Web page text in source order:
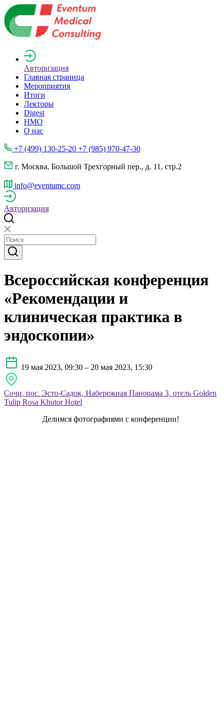
Авторизация
Главная страница
Мероприятия
Итоги
Лекторы
Digest
НМО
О нас
+7 (499) 130-25-20 +7 (985) 970-47-30
г. Москва, Большой Трехгорный пер., д. 11, стр.2
info@eventumc.com
Авторизация
Всероссийская конференция
«Рекомендации и
клиническая практика в
эндоскопии»
19 мая 2023, 09:30 – 20 мая 2023, 15:30
Сочи, пос. Эсто-Садок, Набережная Панорама 3, отель Golden
Tulip Rosa Khutor Hotel
Делимся фотографиями с конференции!